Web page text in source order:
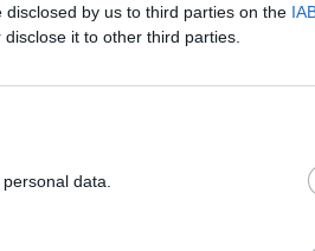
by us to third parties on the
it to other third parties.
data.